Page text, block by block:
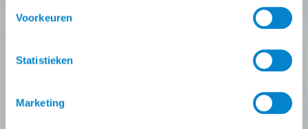
Voorkeuren
Statistieken
Marketing
Ontvang onze nieuwsbrief
Versturen